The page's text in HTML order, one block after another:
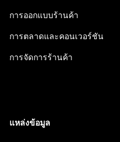
การออกแบบร้านค้า
การตลาดและคอนเวอร์ชัน
การจัดการร้านค้า
แหล่งข้อมูล